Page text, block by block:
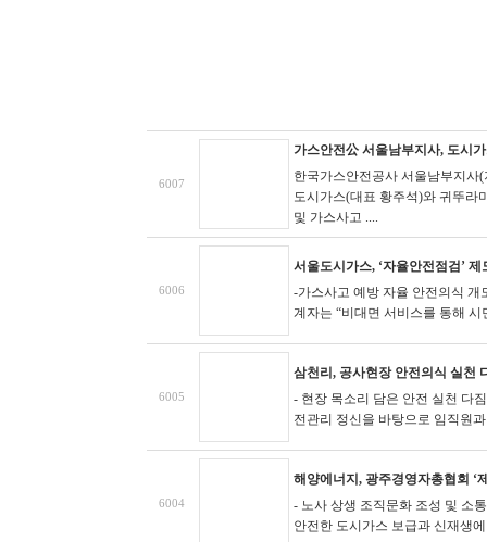
6007
가스안전公 서울남부지사, 도시
한국가스안전공사 서울남부지사
도시가스(대표 황주석)와 귀뚜라
및 가스사고 ....
6006
서울도시가스, ‘자율안전점검’
-가스사고 예방 자율 안전의식
계자는 “비대면 서비스를 통해
6005
삼천리, 공사현장 안전의식 실천
- 현장 목소리 담은 안전 실천 다
전관리 정신을 바탕으로 임직원
6004
해양에너지, 광주경영자총협회 ‘
- 노사 상생 조직문화 조성 및 소
안전한 도시가스 보급과 신재생